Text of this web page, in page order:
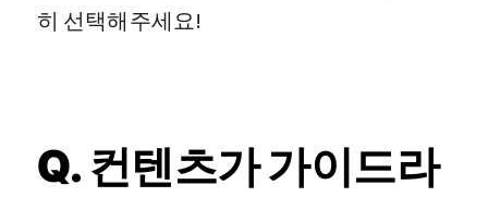
히 선택해주세요!
Q. 컨텐츠가 가이드라